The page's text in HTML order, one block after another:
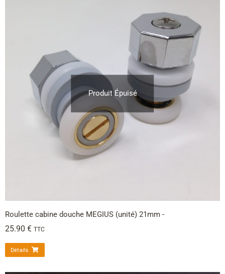
Produit Épuisé
Roulette cabine douche MEGIUS (unité) 21mm -
25.90 € TTC
Détails